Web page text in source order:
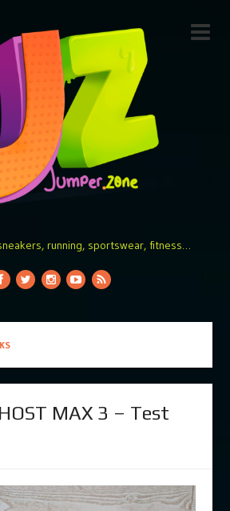
running, sportswear, fitness…
MAX 3 – Test